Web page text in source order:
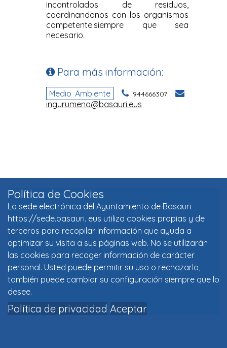
Política de Cookies
La sede electrónica del Ayuntamiento de Basauri
https://sede.basauri. eus utiliza cookies propias y de
terceros para recopilar información que ayuda a
optimizar su visita a sus páginas web. No se utilizarán
las cookies para recoger información de carácter
personal. Usted puede permitir su uso o rechazarlo,
también puede cambiar su configuración siempre que lo
desee.
Política de privacidad Aceptar